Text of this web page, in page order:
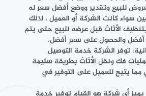
للبيع وتقدير ووضع أفضل سعر له
سواء كانت الشركة أو العميل ، لذلك
الأثاث قبل عرضه للبيع حتى يتم
والحصول على سعر أفضل.
توفر الشركة خدمة التوصيل
فك ونقل الأثاث بطريقة سليمة
يتيح للعميل على التوفير في
يميز أي شركة هو القيام توفير خدمة